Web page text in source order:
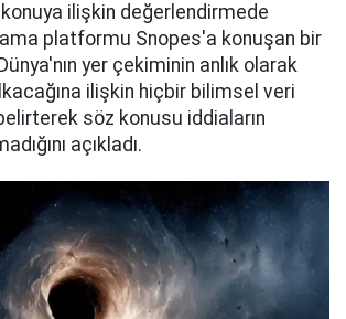
ilişkin değerlendirmede
platformu Snopes'a konuşan bir
yer çekiminin anlık olarak
ilişkin hiçbir bilimsel veri
belirterek söz konusu iddiaların
açıkladı.